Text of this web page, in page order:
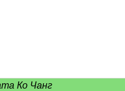
Ко Чанг